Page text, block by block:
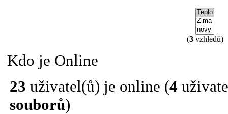
(3vzhledů)
Kdo je Online
23 uživatel(ů) je online (4
souborů)